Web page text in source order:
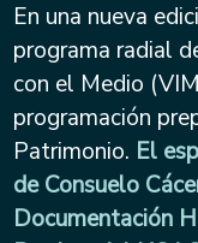
En una nueva
programa radial
con el Medio
programación
Patrimonio. El
de Consuelo
Documentación